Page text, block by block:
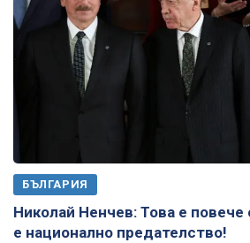
БЪЛГАРИЯ
Николай Ненчев: Това е повече
е национално предателство!